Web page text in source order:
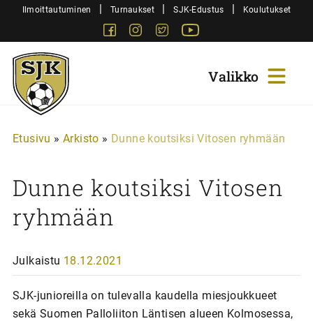
SiirryIlmoittautuminen | Turnaukset | SJK-Edustus | Koulutukset
FacebookInstagram
Twitter
Sjk-
Juniorit
Etusivu » Arkisto » Dunne koutsiksi Vitosen ryhmään
Dunne koutsiksi Vitosen
ryhmään
Julkaistu 18.12.2021
SJK-junioreilla on tulevalla kaudella miesjoukkueet
sekä Suomen Palloliiton Läntisen alueen Kolmosessa,